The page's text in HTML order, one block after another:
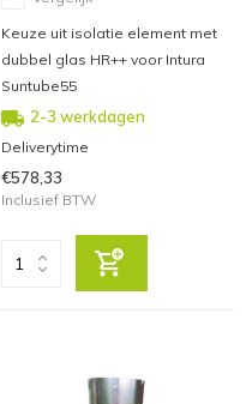
Keuze uit isolatie element met
dubbel glas HR++ voor Intura
Suntube55
2-3 werkdagen
Deliverytime
€578,33
Inclusief BTW